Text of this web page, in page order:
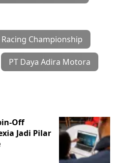
Championship
PT Daya Adira Motora
Off
Jadi Pilar